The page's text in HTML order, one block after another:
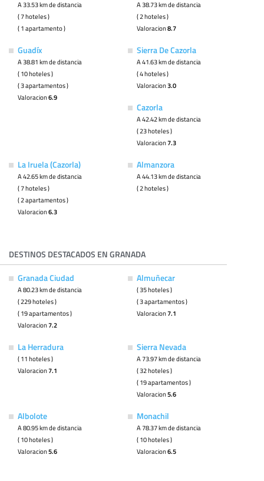
A 33.53 km de distancia
( 7 hoteles )
( 1 apartamento )
A 38.73 km de distancia
( 2 hoteles )
Valoracion8.7
Guadíx
A 38.81 km de distancia
( 10 hoteles )
( 3 apartamentos )
Valoracion6.9
Sierra De Cazorla
A 41.63 km de distancia
( 4 hoteles )
Valoracion3.0
Cazorla
A 42.42 km de distancia
( 23 hoteles )
Valoracion7.3
La Iruela (Cazorla)
A 42.65 km de distancia
( 7 hoteles )
( 2 apartamentos )
Valoracion6.3
Almanzora
A 44.13 km de distancia
( 2 hoteles )
DESTINOS DESTACADOS EN GRANADA
Granada Ciudad
A 80.23 km de distancia
( 229 hoteles )
( 19 apartamentos )
Valoracion7.2
Almuñecar
( 35 hoteles )
( 3 apartamentos )
Valoracion7.1
La Herradura
( 11 hoteles )
Valoracion7.1
Sierra Nevada
A 73.97 km de distancia
( 32 hoteles )
( 19 apartamentos )
Valoracion5.6
Albolote
A 80.95 km de distancia
( 10 hoteles )
Valoracion5.6
Monachil
A 78.37 km de distancia
( 10 hoteles )
Valoracion6.5